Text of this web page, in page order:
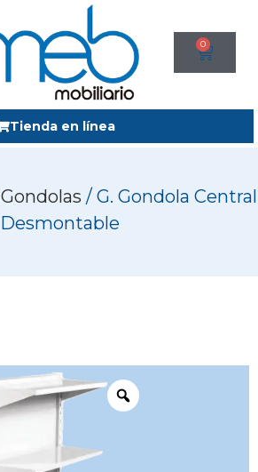
0
Tienda en línea
Gondolas / G. Gondola Central
Desmontable